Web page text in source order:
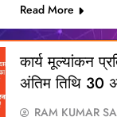
Read More
कार्य मूल्यांकन
अंतिम तिथि 30
RAM KUMAR